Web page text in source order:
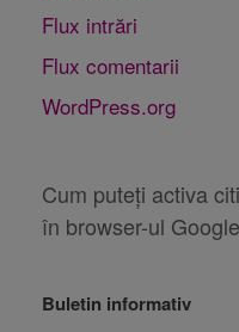
Flux intrări
Flux comentarii
WordPress.org
Cum puteți activa
în browser-ul
Buletin informativ